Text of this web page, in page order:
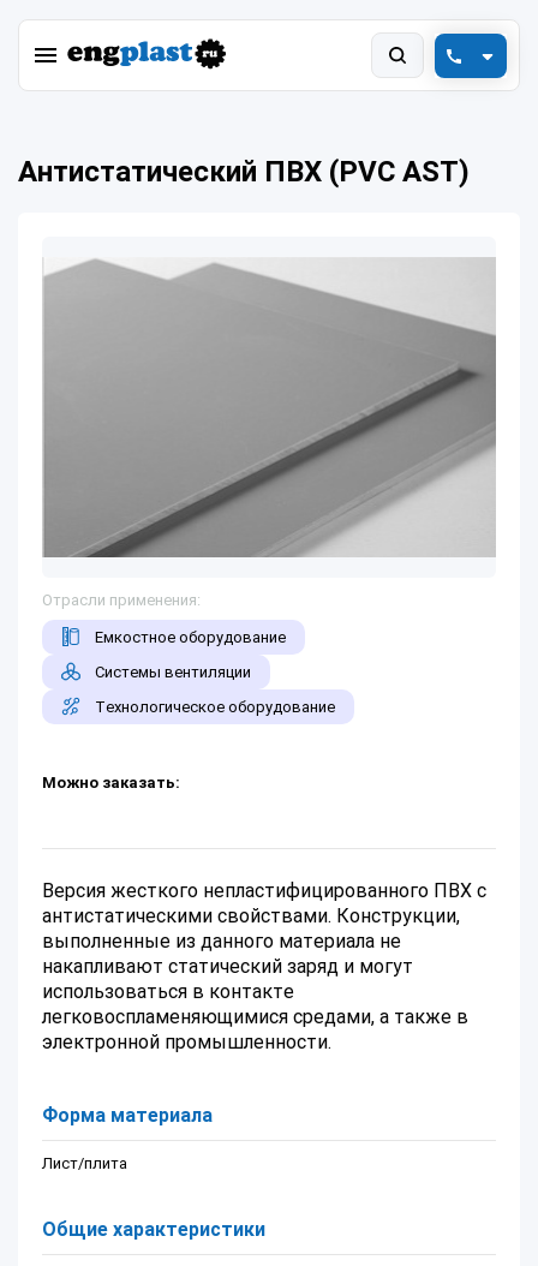
engplast@vink.ru
Антистатический ПВХ (PVC AST)
Отрасли применения:
Емкостное оборудование
Системы вентиляции
Технологическое оборудование
Можно заказать:
Версия жесткого непластифицированного ПВХ с
антистатическими свойствами. Конструкции,
выполненные из данного материала не
накапливают статический заряд и могут
использоваться в контакте
легковоспламеняющимися средами, а также в
электронной промышленности.
Форма материала
Лист/плита
Общие характеристики